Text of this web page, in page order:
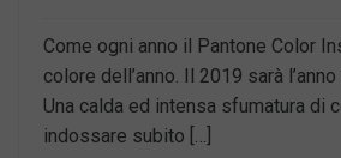
Come ogni anno il Pantone Color
colore dell’anno. Il 2019 sarà
Una calda ed intensa sfumatura di
indossare subito […]